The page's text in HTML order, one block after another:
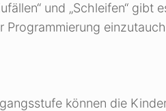
und „Schleifen“ gibt
Programmierung
können die